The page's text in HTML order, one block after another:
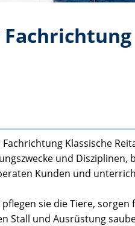
Klassische
und
Kunden und
sie die Tiere, sorgen
Stall und Ausrüstung